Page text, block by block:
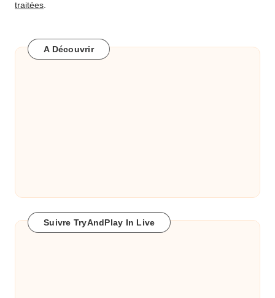
traitées.
A Découvrir
Suivre TryAndPlay In Live